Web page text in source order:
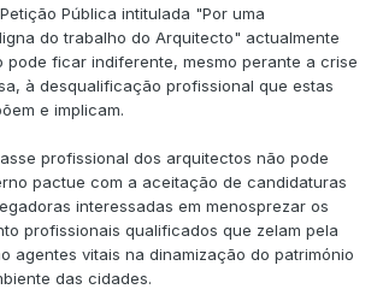
Pública intitulada "Por uma
do trabalho do Arquitecto" actualmente
pode ficar indiferente, mesmo perante a crise
à desqualificação profissional que estas
e implicam.
profissional dos arquitectos não pode
pactue com a aceitação de candidaturas
interessadas em menosprezar os
profissionais qualificados que zelam pela
agentes vitais na dinamização do património
das cidades.